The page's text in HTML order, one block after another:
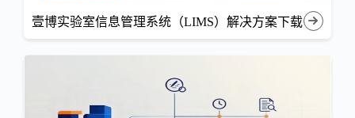
壹博实验室信息管理系统（LIMS）解决方案下载